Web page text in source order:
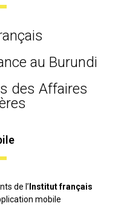
au Burundi
des Affaires
de l’ Institut français
mobile